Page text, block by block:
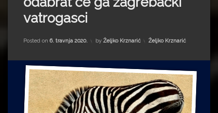
Impressum
Milenko Strižak
Drugi autori
Drugi autori
Ljiljana Lekanić-Kljaić
Željko Krznarić
vatrogasci
Posted on 6. travnja 2020. by Željko Krznarić Kategorije:
Željko Krznarić